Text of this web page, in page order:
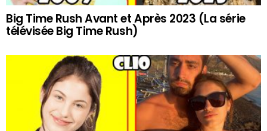
Big Time Rush Avant et Après 2023 (La série
télévisée Big Time Rush)